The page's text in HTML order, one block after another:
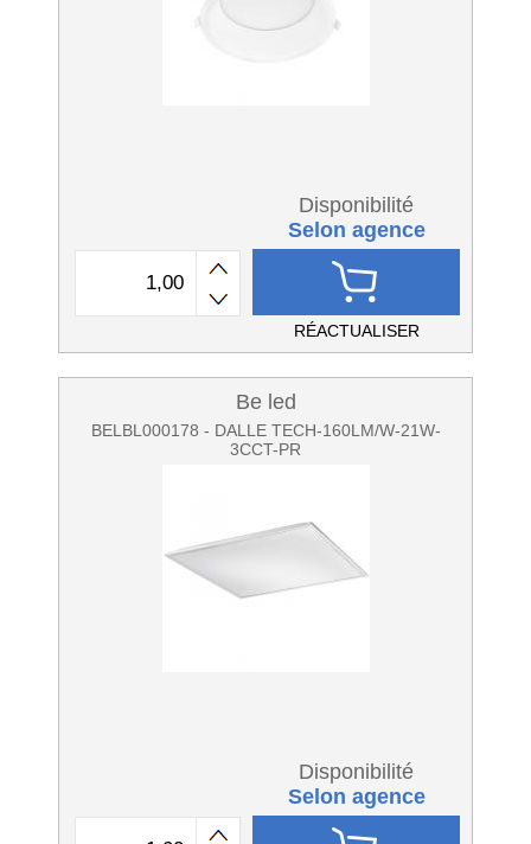
Disponibilité
Selon agence
RÉACTUALISER
Be led
BELBL000178 - DALLE TECH-160LM/W-21W-
3CCT-PR
Disponibilité
Selon agence